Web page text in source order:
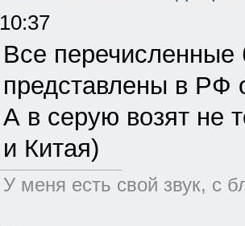
10:37
Все перечисленные
представлены в РФ
А в серую возят не
и Китая)
У меня есть свой звук, с